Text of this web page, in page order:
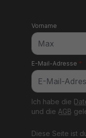
E-Mail-Adresse *
Vorname
Diese Seite ist
Ich habe die
und die AGB